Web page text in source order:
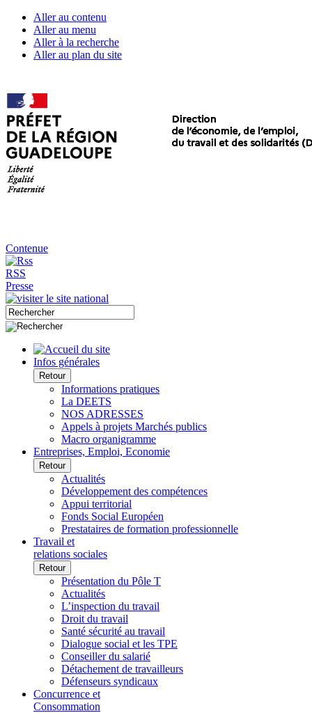
Aller au contenu
Aller au menu
Aller à la recherche
Aller au plan du site
Contenue
RSS
Presse
Infos générales
Retour
Informations pratiques
La DEETS
NOS ADRESSES
Appels à projets Marchés publics
Macro organigramme
Entreprises, Emploi, Economie
Retour
Actualités
Développement des compétences
Appui territorial
Fonds Social Européen
Prestataires de formation professionnelle
Travail et
relations sociales
Retour
Présentation du Pôle T
Actualités
L’inspection du travail
Droit du travail
Santé sécurité au travail
Dialogue social et les TPE
Conseiller du salarié
Détachement de travailleurs
Défenseurs syndicaux
Concurrence et
Consommation